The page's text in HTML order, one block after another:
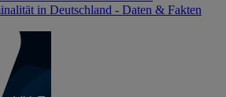
in Deutschland - Daten & Fakten